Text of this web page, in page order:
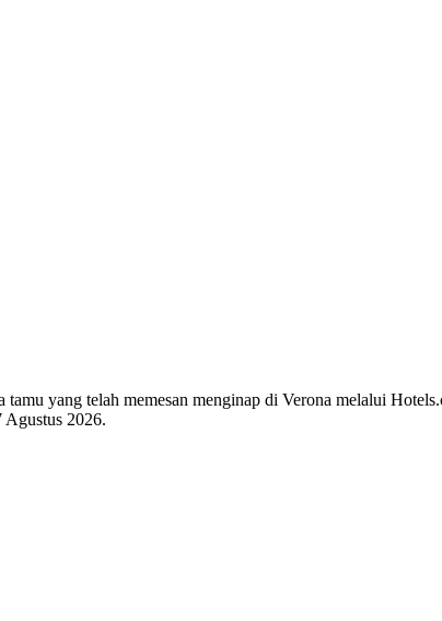
yang telah memesan menginap di Verona melalui
Agustus 2026.